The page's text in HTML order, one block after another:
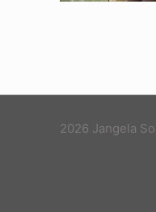
2026 Jangela